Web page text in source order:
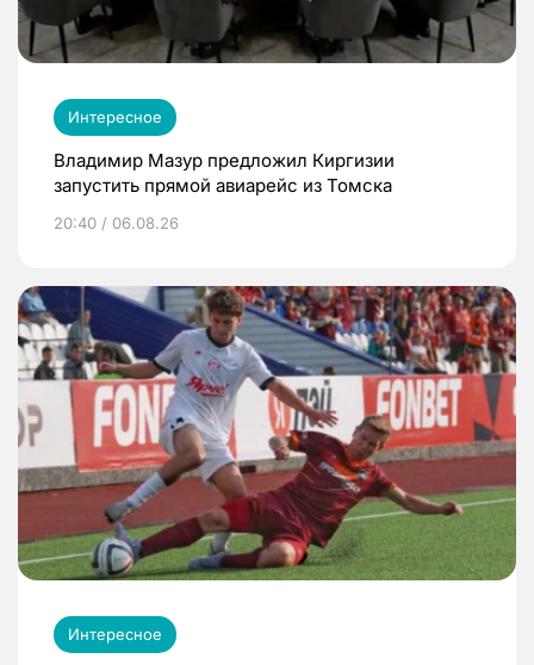
Интересное
Владимир Мазур предложил Киргизии
запустить прямой авиарейс из Томска
20:40 / 06.08.26
Интересное